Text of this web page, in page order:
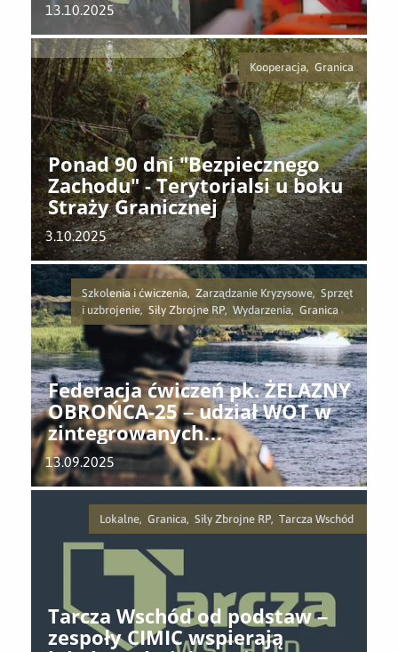
13.10.2025
Kooperacja, Granica
Ponad 90 dni "Bezpiecznego
Zachodu" - Terytorialsi u boku
Straży Granicznej
3.10.2025
Szkolenia i ćwiczenia, Zarządzanie Kryzysowe, Sprzęt
i uzbrojenie, Siły Zbrojne RP, Wydarzenia, Granica
Federacja ćwiczeń pk. ŻELAZNY
OBROŃCA-25 – udział WOT w
zintegrowanych
działaniach obronnych
13.09.2025
Lokalne, Granica, Siły Zbrojne RP, Tarcza Wschód
Tarcza Wschód od podstaw –
zespoły CIMIC wspierają